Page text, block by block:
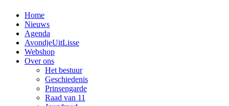
Home
Nieuws
Agenda
AvondjeUitLisse
Webshop
Over ons
Het bestuur
Geschiedenis
Prinsengarde
Raad van 11